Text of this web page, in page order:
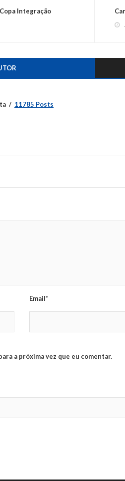
Integração
11785 Posts
Email*
a próxima vez que eu comentar.